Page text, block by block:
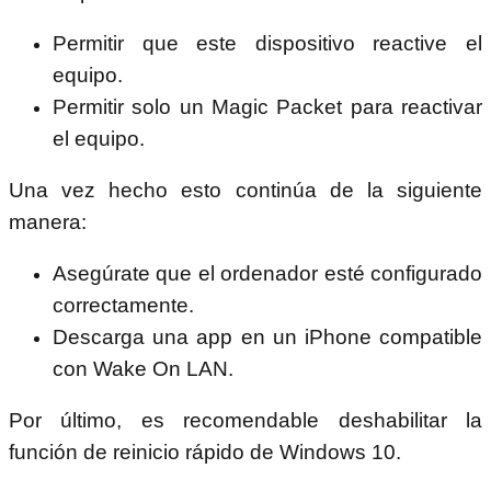
Permitir que este dispositivo reactive el
equipo.
Permitir solo un Magic Packet para reactivar
el equipo.
Una vez hecho esto continúa de la siguiente
manera:
Asegúrate que el ordenador esté configurado
correctamente.
Descarga una app en un iPhone compatible
con Wake On LAN.
Por último, es recomendable deshabilitar la
función de reinicio rápido de Windows 10.